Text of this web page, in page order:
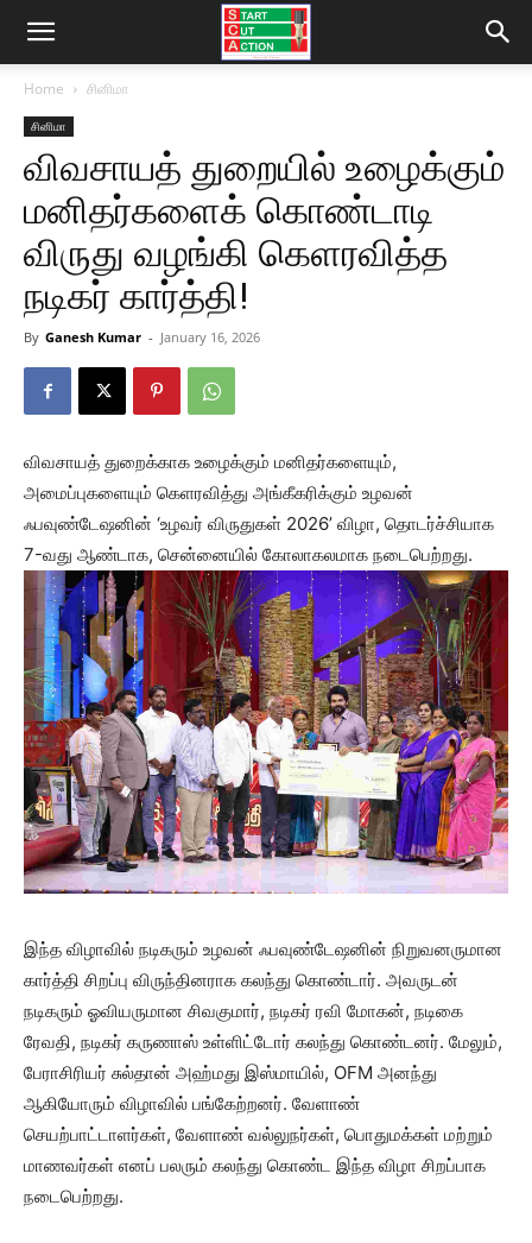
Home சினிமா
சினிமா
விவசாயத் துறையில் உழைக்கும்
மனிதர்களைக் கொண்டாடி
விருது வழங்கி கெளரவித்த
நடிகர் கார்த்தி!
By Ganesh Kumar - January 16, 2026
விவசாயத் துறைக்காக உழைக்கும் மனிதர்களையும்,
அமைப்புகளையும் கெளரவித்து அங்கீகரிக்கும் உழவன்
ஃபவுண்டேஷனின் ‘உழவர் விருதுகள் 2026’ விழா, தொடர்ச்சியாக
7-வது ஆண்டாக, சென்னையில் கோலாகலமாக நடைபெற்றது.
இந்த விழாவில் நடிகரும் உழவன் ஃபவுண்டேஷனின் நிறுவனருமான
கார்த்தி சிறப்பு விருந்தினராக கலந்து கொண்டார். அவருடன்
நடிகரும் ஓவியருமான சிவகுமார், நடிகர் ரவி மோகன், நடிகை
ரேவதி, நடிகர் கருணாஸ் உள்ளிட்டோர் கலந்து கொண்டனர். மேலும்,
பேராசிரியர் சுல்தான் அஹ்மது இஸ்மாயில், OFM அனந்து
ஆகியோரும் விழாவில் பங்கேற்றனர். வேளாண்
செயற்பாட்டாளர்கள், வேளாண் வல்லுநர்கள், பொதுமக்கள் மற்றும்
மாணவர்கள் எனப் பலரும் கலந்து கொண்ட இந்த விழா சிறப்பாக
நடைபெற்றது.